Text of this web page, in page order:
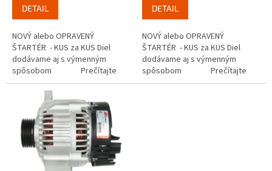
DETAIL
NOVÝ alebo OPRAVENÝ
ŠTARTÉR - KUS za KUS Diel
dodávame aj s výmenným
spôsobom Prečítajte
si ako funguje...
DETAIL
NOVÝ alebo OPRAVENÝ
ŠTARTÉR - KUS za KUS Diel
dodávame aj s výmenným
spôsobom Prečítajte
si ako funguje...